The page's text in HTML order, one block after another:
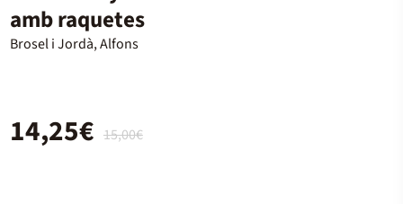
amb raquetes
Brosel i Jordà, Alfons
15,00€
14,25€